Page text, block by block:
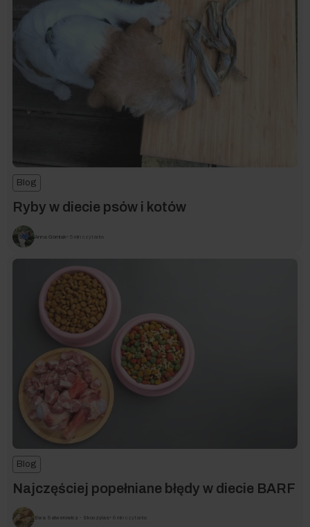
Blog
Ryby w diecie psów i kotów
Anna Górniak • 5 min czytania
Blog
Najczęściej popełniane błędy w diecie BARF
Ewa Salwerowicz - Skoczylas • 6 min czytania